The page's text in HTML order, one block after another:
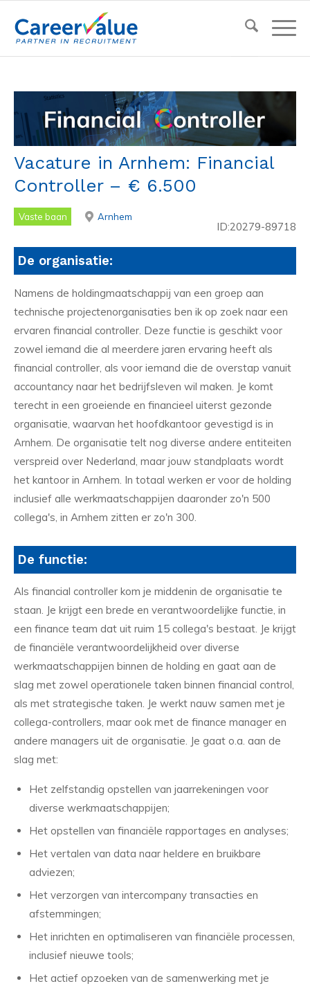
Vacature in Arnhem: Financial
Controller – € 6.500
Vaste baan Arnhem
ID:20279-89718
De organisatie:
Namens de holdingmaatschappij van een groep aan
technische projectenorganisaties ben ik op zoek naar een
ervaren financial controller. Deze functie is geschikt voor
zowel iemand die al meerdere jaren ervaring heeft als
financial controller, als voor iemand die de overstap vanuit
accountancy naar het bedrijfsleven wil maken. Je komt
terecht in een groeiende en financieel uiterst gezonde
organisatie, waarvan het hoofdkantoor gevestigd is in
Arnhem. De organisatie telt nog diverse andere entiteiten
verspreid over Nederland, maar jouw standplaats wordt
het kantoor in Arnhem. In totaal werken er voor de holding
inclusief alle werkmaatschappijen daaronder zo'n 500
collega's, in Arnhem zitten er zo'n 300.
De functie:
Als financial controller kom je middenin de organisatie te
staan. Je krijgt een brede en verantwoordelijke functie, in
een finance team dat uit ruim 15 collega's bestaat. Je krijgt
de financiële verantwoordelijkheid over diverse
werkmaatschappijen binnen de holding en gaat aan de
slag met zowel operationele taken binnen financial control,
als met strategische taken. Je werkt nauw samen met je
collega-controllers, maar ook met de finance manager en
andere managers uit de organisatie. Je gaat o.a. aan de
slag met:
Het zelfstandig opstellen van jaarrekeningen voor
diverse werkmaatschappijen;
Het opstellen van financiële rapportages en analyses;
Het vertalen van data naar heldere en bruikbare
adviezen;
Het verzorgen van intercompany transacties en
afstemmingen;
Het inrichten en optimaliseren van financiële processen,
inclusief nieuwe tools;
Het actief opzoeken van de samenwerking met je